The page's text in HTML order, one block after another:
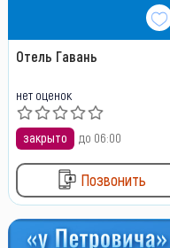
Отель Гавань
нет оценок
закрыто до 06:00
Позвонить